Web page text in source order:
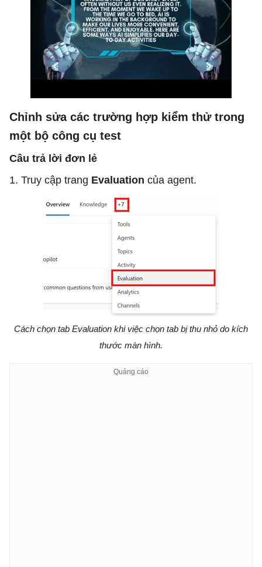
Chỉnh sửa các trường hợp kiểm thử trong
một bộ công cụ test
Câu trả lời đơn lẻ
1. Truy cập trang Evaluation của agent.
Cách chọn tab Evaluation khi việc chọn tab bị thu nhỏ do kích
thước màn hình.